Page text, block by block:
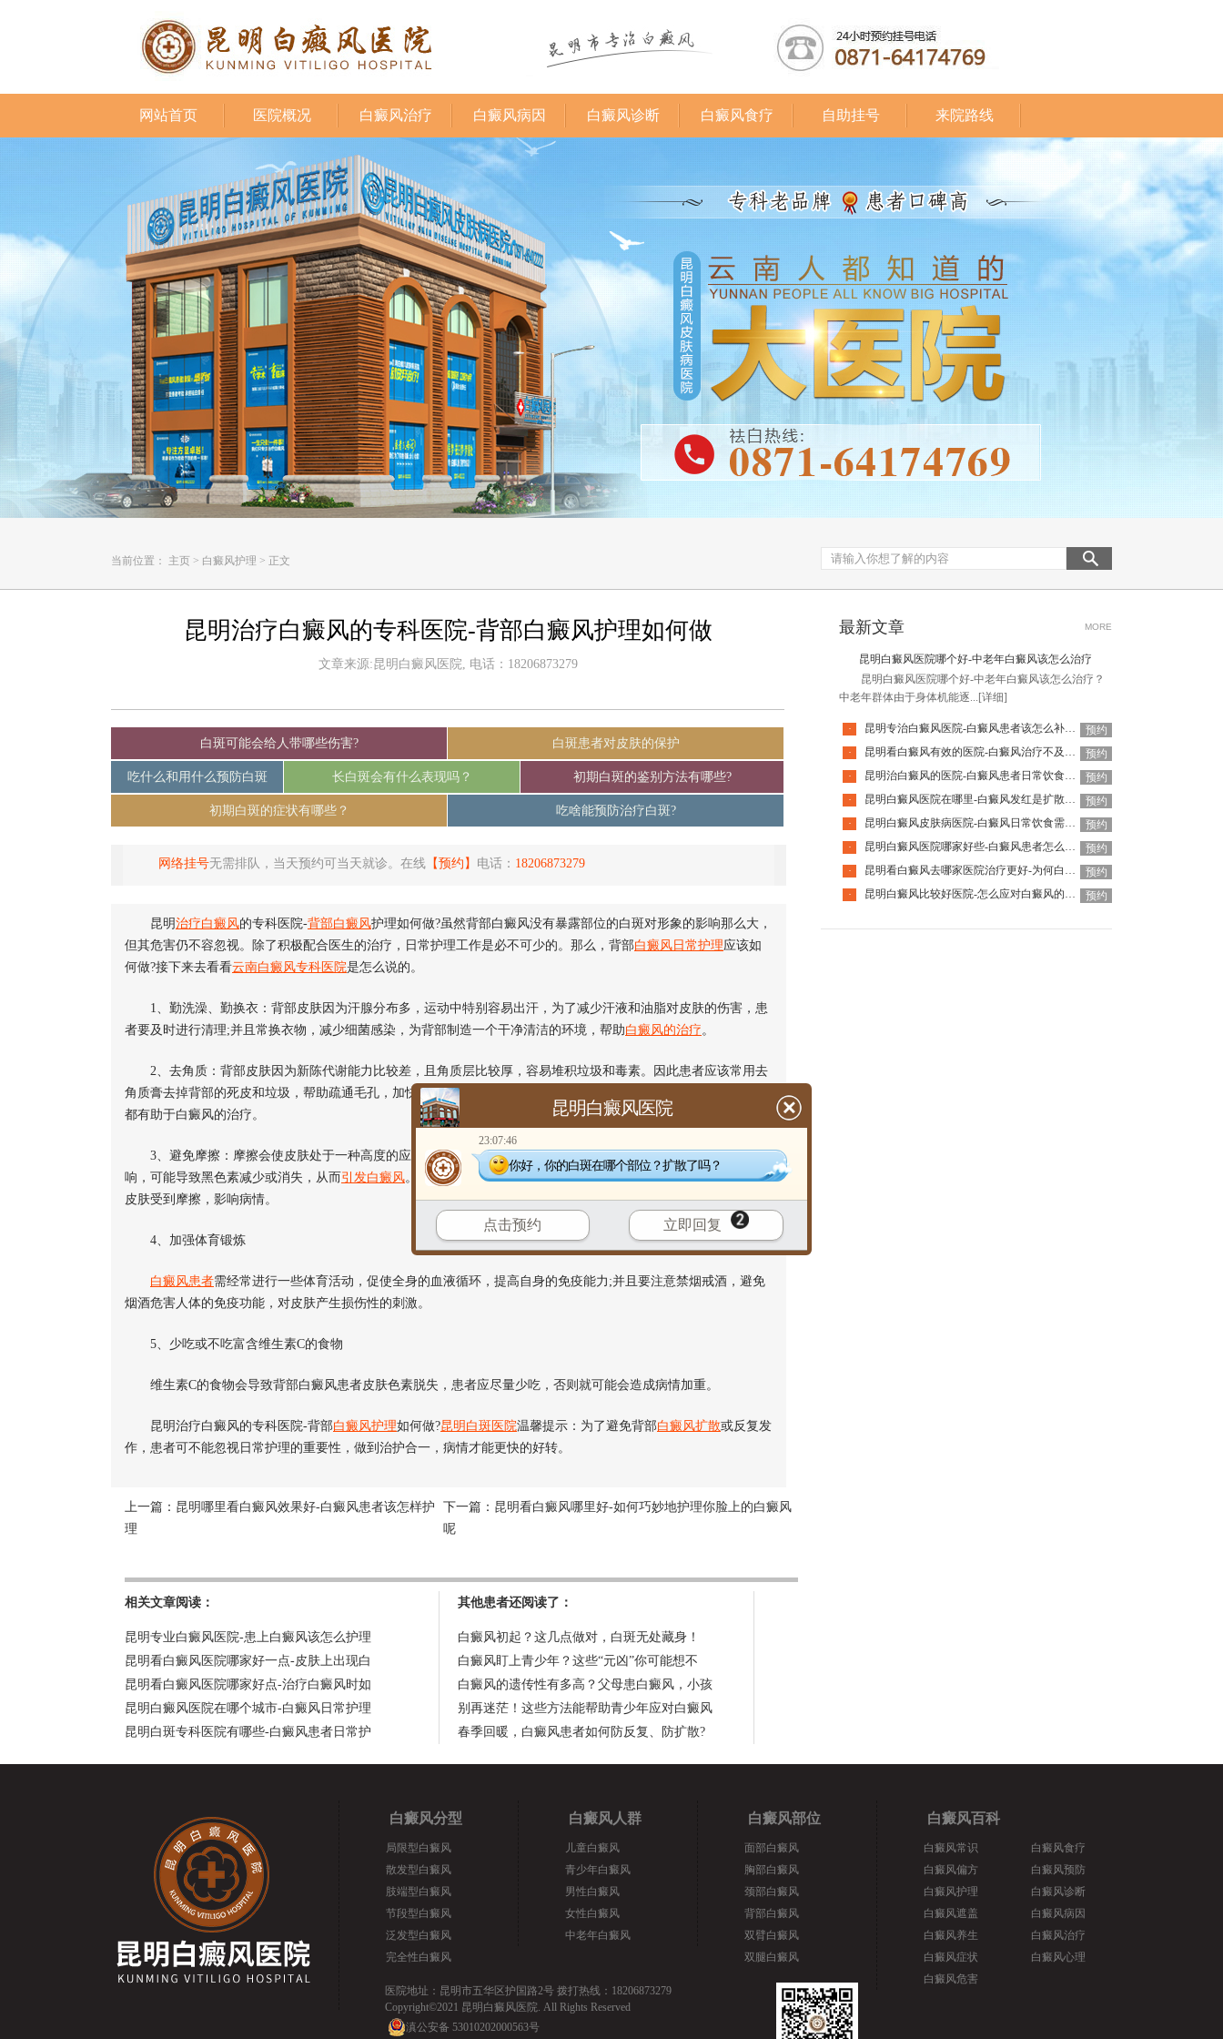
网站首页 医院概况 白癜风治疗 白癜风病因 白癜风诊断 白癜风食疗 自助挂号 来院路线
当前位置： 主页 > 白癜风护理 > 正文
昆明治疗白癜风的专科医院-背部白癜风护理如何做
文章来源:昆明白癜风医院, 电话：18206873279
白斑可能会给人带哪些伤害? 白斑患者对皮肤的保护
吃什么和用什么预防白斑 长白斑会有什么表现吗？ 初期白斑的鉴别方法有哪些?
初期白斑的症状有哪些？ 吃啥能预防治疗白斑?
网络挂号无需排队，当天预约可当天就诊。在线 【预约】 电话： 18206873279
昆明治疗白癜风的专科医院-背部白癜风护理如何做?虽然背部白癜风没有暴露部位的白斑对形象的影响那么大，
但其危害仍不容忽视。除了积极配合医生的治疗，日常护理工作是必不可少的。那么，背部白癜风日常护理应该如
何做?接下来去看看云南白癜风专科医院是怎么说的。
1、勤洗澡、勤换衣：背部皮肤因为汗腺分布多，运动中特别容易出汗，为了减少汗液和油脂对皮肤的伤害，患
者要及时进行清理;并且常换衣物，减少细菌感染，为背部制造一个干净清洁的环境，帮助白癜风的治疗。
2、去角质：背部皮肤因为新陈代谢能力比较差，且角质层比较厚，容易堆积垃圾和毒素。因此患者应该常用去
角质膏去掉背部的死皮和垃圾，帮助疏通毛孔，加快新陈代谢;去角质时还可以适当按摩，帮助背部血液循环，这些
都有助于白癜风的治疗。
3、避免摩擦：摩擦会使皮肤处于一种高度的应激状态，这种高度的刺激会使皮肤中的黑色素合成功能受到影
响，可能导致黑色素减少或消失，从而 引发白癜风。因此，患者日常生活中应该穿比较宽松的衣物，以免背部白斑
皮肤受到摩擦，影响病情。
4、加强体育锻炼
白癜风患者需经常进行一些体育活动，促使全身的血液循环，提高自身的免疫能力;并且要注意禁烟戒酒，避免
烟酒危害人体的免疫功能，对皮肤产生损伤性的刺激。
5、少吃或不吃富含维生素C的食物
维生素C的食物会导致背部白癜风患者皮肤色素脱失，患者应尽量少吃，否则就可能会造成病情加重。
昆明治疗白癜风的专科医院-背部白癜风护理如何做?昆明白斑医院温馨提示：为了避免背部白癜风扩散或反复发
作，患者可不能忽视日常护理的重要性，做到治护合一，病情才能更快的好转。
上一篇： 昆明哪里看白癜风效果好-白癜风患者该怎样护
理
下一篇： 昆明看白癜风哪里好-如何巧妙地护理你脸上的白癜风
呢
相关文章阅读：
昆明专业白癜风医院-患上白癜风该怎么护理
昆明看白癜风医院哪家好一点-皮肤上出现白
昆明看白癜风医院哪家好点-治疗白癜风时如
昆明白癜风医院在哪个城市-白癜风日常护理
昆明白斑专科医院有哪些-白癜风患者日常护
其他患者还阅读了：
白癜风初起？这几点做对，白斑无处藏身！
白癜风盯上青少年？这些“元凶”你可能想不
白癜风的遗传性有多高？父母患白癜风，小孩
别再迷茫！这些方法能帮助青少年应对白癜风
春季回暖，白癜风患者如何防反复、防扩散?
最新文章 MORE
昆明白癜风医院哪个好-中老年白癜风该怎么治疗
昆明白癜风医院哪个好-中老年白癜风该怎么治疗？
中老年群体由于身体机能逐... [详细]
· 昆明专治白癜风医院-白癜风患者该怎么补充营养呢
预约
·
昆明看白癜风有效的医院-白癜风治疗不及时有哪些危害呢
预约
·
昆明治白癜风的医院-白癜风患者日常饮食应该注意哪些
预约
·
昆明白癜风医院在哪里-白癜风发红是扩散的征兆吗
预约
·
昆明白癜风皮肤病医院-白癜风日常饮食需注意什么呢
预约
·
昆明白癜风医院哪家好些-白癜风患者怎么预防过度疲劳
预约
·
昆明看白癜风去哪家医院治疗更好-为何白癜风会复发
预约
·
昆明白癜风比较好医院-怎么应对白癜风的复发 预约
白癜风分型
局限型白癜风
散发型白癜风
肢端型白癜风
节段型白癜风
泛发型白癜风
完全性白癜风
白癜风人群
儿童白癜风
青少年白癜风
男性白癜风
女性白癜风
中老年白癜风
白癜风部位
面部白癜风
胸部白癜风
颈部白癜风
背部白癜风
双臂白癜风
双腿白癜风
白癜风百科
白癜风常识
白癜风偏方
白癜风护理
白癜风遮盖
白癜风养生
白癜风症状
白癜风危害
白癜风食疗
白癜风预防
白癜风诊断
白癜风病因
白癜风治疗
白癜风心理
医院地址：昆明市五华区护国路2号 拨打热线：18206873279
Copyright©2021 昆明白癜风医院. All Rights Reserved
滇公安备 53010202000563号
昆明白癜风医院
23:07:46
你好，你的白斑在哪个部位？扩散了吗？
点击预约 立即回复